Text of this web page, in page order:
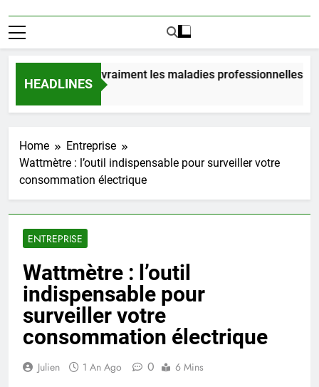
HEADLINES
coûtent vraiment les maladies professionnelles pour un
Ago
Home
Entreprise
Wattmètre : l’outil indispensable pour surveiller votre
consommation électrique
ENTREPRISE
Wattmètre : l’outil
indispensable pour
surveiller votre
consommation électrique
Julien 1 An Ago 0 6 Mins